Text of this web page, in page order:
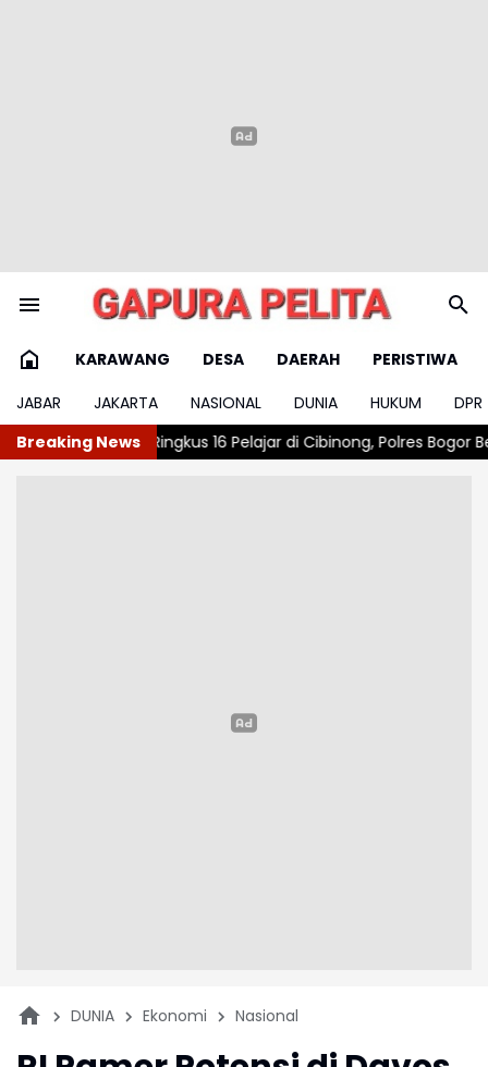
KARAWANG DESA DAERAH
PERISTIWA
JABAR
JAKARTA NASIONAL DUNIA HUKUM
DPR
Breaking News
16 Pelajar di Cibinong, Polres Bogor Berhasil Gagalkan Aksi
DUNIA Ekonomi Nasional